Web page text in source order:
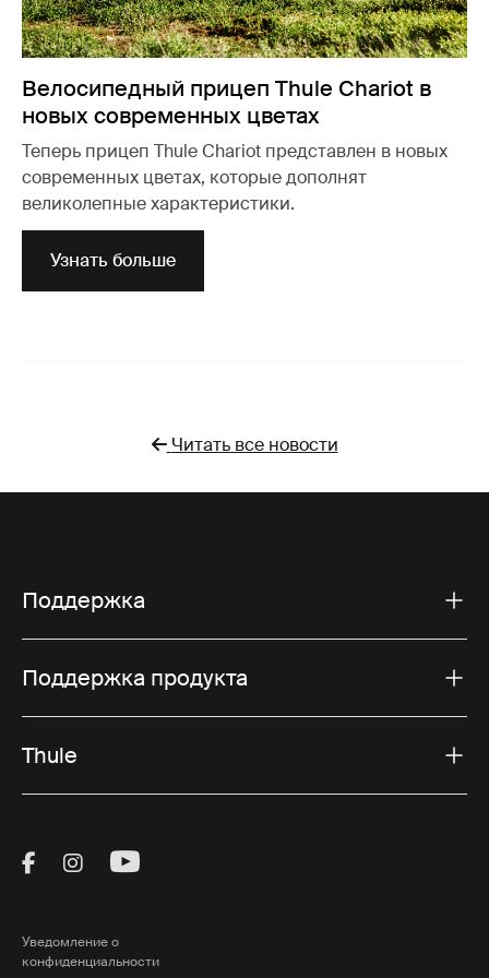
Велосипедный прицеп Thule Chariot в
новых современных цветах
Теперь прицеп Thule Chariot представлен в новых
современных цветах, которые дополнят
великолепные характеристики.
Узнать больше
Читать все новости
Поддержка
Поддержка продукта
Thule
Visit Thule on Facebook (external link)
Visit Thule on Instagram (external link)
Visit Thule on Youtube (external
Уведомление о
конфиденциальности